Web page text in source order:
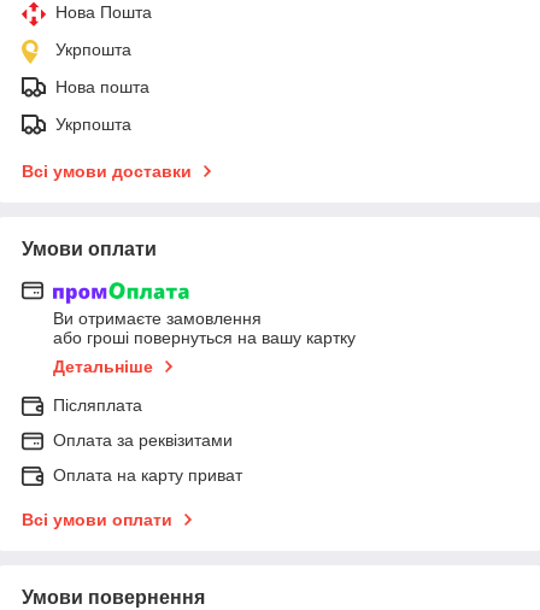
Нова Пошта
Укрпошта
Нова пошта
Укрпошта
Всі умови доставки
Умови оплати
Ви отримаєте замовлення
або гроші повернуться на вашу картку
Детальніше
Післяплата
Оплата за реквізитами
Оплата на карту приват
Всі умови оплати
Умови повернення